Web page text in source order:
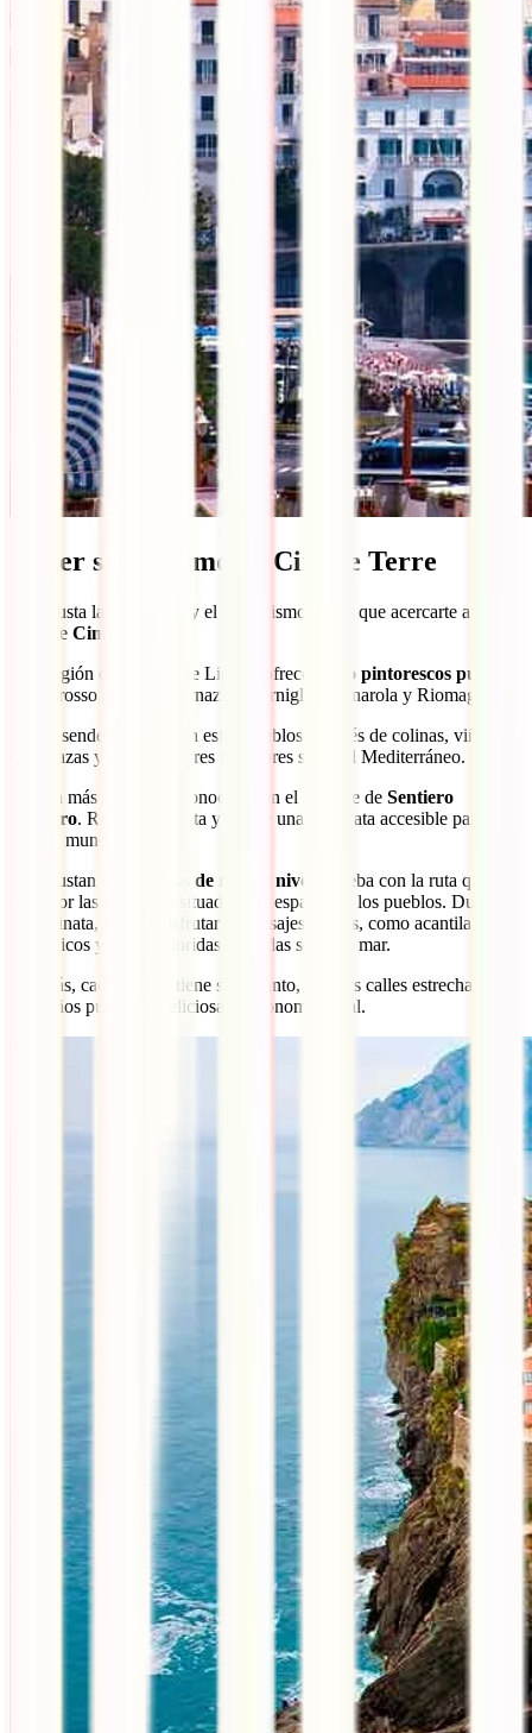
Hacer senderismo en Cinque Terre
Si te gusta la naturaleza y el senderismo tienes que acercarte a la
zona de Cinque Terre
Esta región de la costa de Liguria ofrece
cinco pintorescos pueblos
Monterosso al Mare, Vernazza, Corniglia, Manarola y Riomaggiore.
Bellos senderos conectan estos pueblos a través de colinas, viñedos
en terrazas y espectaculares miradores sobre el Mediterráneo.
La ruta más famosa es conocida con el nombre de Sentiero
Azzurro. Recorre la costa y ofrece una caminata accesible para casi
todo el mundo.
Si te gustan los
desafíos de mayor nivel
, prueba con la ruta que
sube por las montañas situadas a la espalda de los pueblos. Durante
la caminata, podrás disfrutar de paisajes únicos, como acantilados
dramáticos y casas coloridas colgadas sobre el mar.
Además, cada pueblo tiene su encanto, con sus calles estrechas,
pequeños puertos y deliciosa gastronomía local.